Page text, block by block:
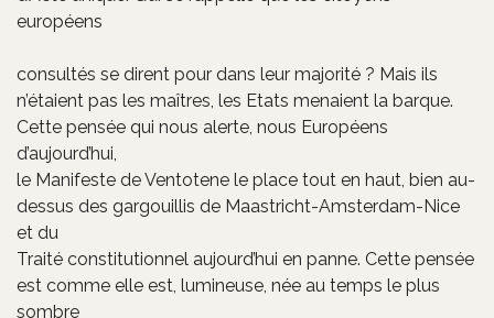
européens
consultés se dirent pour dans leur majorité ? Mais ils
n’étaient pas les maîtres, les Etats menaient la barque.
Cette pensée qui nous alerte, nous Européens
d’aujourd’hui,
le Manifeste de Ventotene le place tout en haut, bien au-
dessus des gargouillis de Maastricht-Amsterdam-Nice
et du
Traité constitutionnel aujourd’hui en panne. Cette pensée
est comme elle est, lumineuse, née au temps le plus
sombre